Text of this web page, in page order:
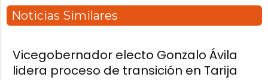
Noticias Similares
Vicegobernador electo Gonzalo Ávila
lidera proceso de transición en Tarija